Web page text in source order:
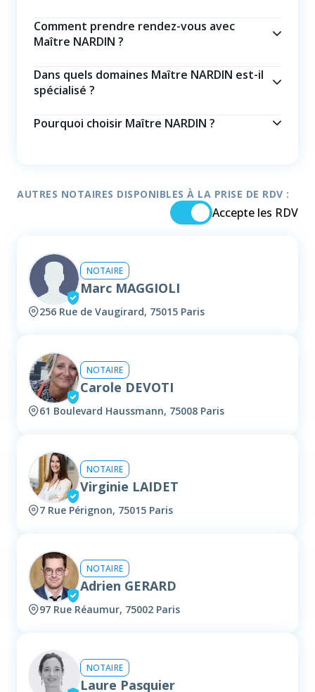
Comment prendre rendez-vous avec
Maître NARDIN ?
Dans quels domaines Maître NARDIN est-il
spécialisé ?
Pourquoi choisir Maître NARDIN ?
AUTRES NOTAIRES DISPONIBLES À LA PRISE DE RDV :
Accepte les RDV
NOTAIRE
Marc MAGGIOLI
256 Rue de Vaugirard, 75015 Paris
NOTAIRE
Carole DEVOTI
61 Boulevard Haussmann, 75008 Paris
NOTAIRE
Virginie LAIDET
7 Rue Pérignon, 75015 Paris
NOTAIRE
Adrien GERARD
97 Rue Réaumur, 75002 Paris
NOTAIRE
Laure Pasquier